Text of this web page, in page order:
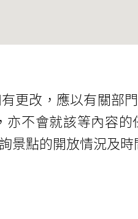
更改，應以有關部
不會就該等內容
景點的開放情況及時